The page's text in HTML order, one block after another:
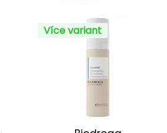
Více variant